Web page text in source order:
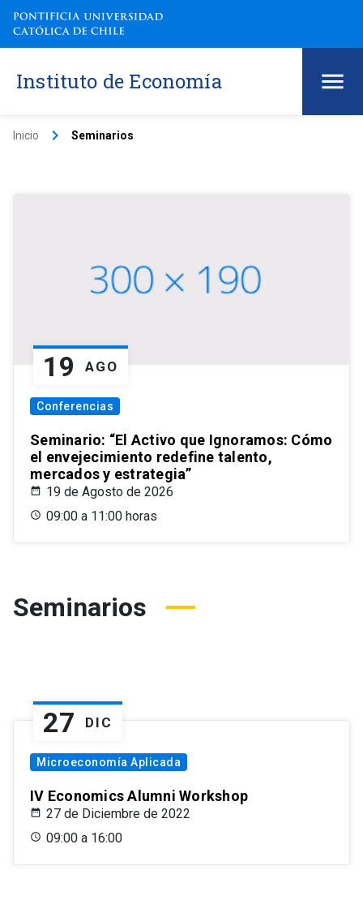
Instituto de Economía
Inicio keyboard_arrow_right Seminarios
19 AGO
Conferencias
Seminario: “El Activo que Ignoramos: Cómo
el envejecimiento redefine talento,
mercados y estrategia”
19 de Agosto de 2026
09:00 a 11:00 horas
Seminarios
27 DIC
Microeconomía Aplicada
IV Economics Alumni Workshop
27 de Diciembre de 2022
09:00 a 16:00